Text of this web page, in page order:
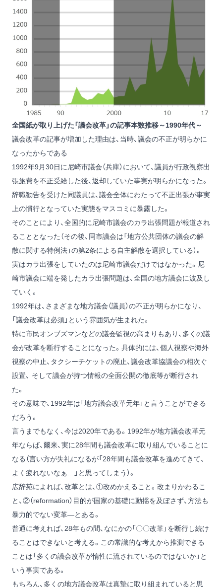
全国紙が取り上げた「議会改革」の記事本数推移～1990年代～
議会改革の記事が増加した理由は、当時、議会の不正が明らかに
なったからである
1992年9月30日に尼崎市議会（兵庫）において、議員が行政視察出
張旅費を不正受給した後、返却していた事実が明らかになった。
辞職勧告を受けた同議員は、議会全体にわたって不正出張が事実
上の慣行となっていた実態をマスコミに暴露した。
そのことにより、全国的に尼崎市議会のカラ出張問題が報道され
ることとなった（その後、同市議会は「地方公共団体の議会の解
散に関する特例法」の第2条による自主解散を選択している）。
実はカラ出張をしていたのは尼崎市議会だけではなかった。尼
崎市議会に端を発したカラ出張問題は、全国の地方議会に波及し
ていく。
1992年は、さまざまな地方議会（議員）の不正が明らかになり、
「議会改革は必須」という雰囲気が生まれた。
特に市民オンブズマンなどの議会監視の高まりもあり、多くの議
会が改革を断行することになった。具体的には、個人視察や海外
視察の中止、タクシーチケットの廃止、議会改革協議会の相次ぐ
設置、 そして議会が持つ情報の全面公開の徹底等が断行され
た。
その意味で、1992年は「地方議会改革元年」と言うことができる
だろう。
言うまでもなく、今は2020年である。1992年が地方議会改革元
年ならば、爾来、実に28年間も議会改革に取り組んでいることに
なる（言い方が失礼になるが「28年間も議会改革を進めてきて、
よく疲れないなぁ…」と思ってしまう）。
広辞苑によれば、改革とは、①改めかえること。改まりかわるこ
と、②（reformation）目的が国家の基礎に動揺を及ぼさず、方法も
暴力的でない変革―とある。
普通に考えれば、28年もの間、なにかの「〇〇改革」を断行し続け
ることはできないと考える。この常識的な考えから推測できる
ことは「多くの議会改革が惰性に流されているのではないか」と
いう事実である。
もちろん、多くの地方議会改革は真摯に取り組まれていると思